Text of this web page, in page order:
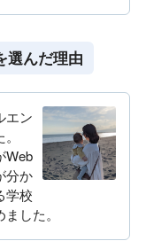
選んだ理由
エン
Web
分か
学校
した。